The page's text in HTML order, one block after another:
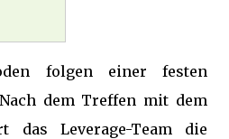
folgen einer festen
dem Treffen mit dem
das Leverage-Team die